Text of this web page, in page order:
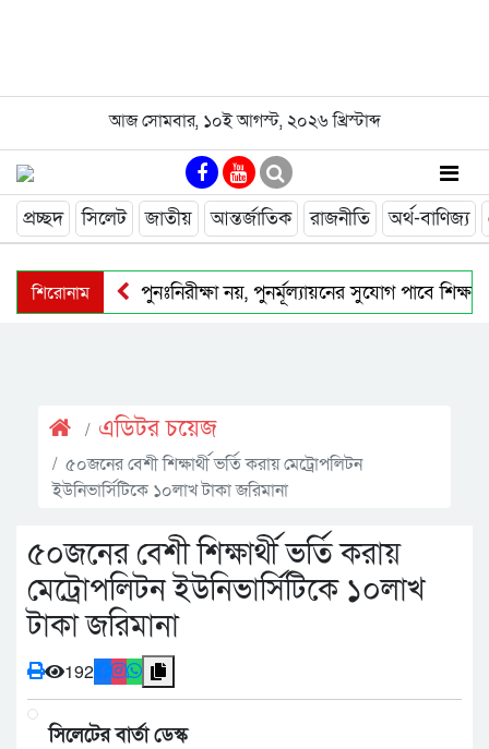
আজসোমবার, ১০ই আগস্ট, ২০২৬ খ্রিস্টাব্দ
প্রচ্ছদ সিলেট জাতীয় আন্তর্জাতিক রাজনীতি অর্থ-বাণিজ্য
শিরোনাম পুনঃনিরীক্ষা নয়, পুনর্মূল্যায়নের সুযোগ পাবে
এডিটর চয়েজ
৫০জনের বেশী শিক্ষার্থী ভর্তি করায় মেট্রোপলিটন
ইউনিভার্সিটিকে ১০লাখ টাকা জরিমানা
৫০জনের বেশী শিক্ষার্থী ভর্তি করায়
মেট্রোপলিটন ইউনিভার্সিটিকে ১০লাখ
টাকা জরিমানা
192
সিলেটের বার্তা ডেস্ক